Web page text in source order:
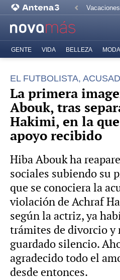
GENTE VIDA BELLEZA MODA
EL FUTBOLISTA,
La primera
Abouk, tras
Hakimi, en la
apoyo recibido
Hiba Abouk ha
sociales subiendo su
que se conociera la
violación de Achraf
según la actriz, ya
trámites de divorcio
guardado silencio.
agradecido todo el
desde entonces.